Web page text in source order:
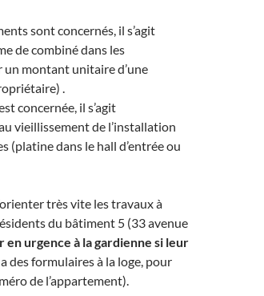
sont concernés, il s’agit
de combiné dans les
montant unitaire d’une
.
concernée, il s’agit
vieillissement de l’installation
(platine dans le hall d’entrée ou
très vite les travaux à
du bâtiment 5 (33 avenue
urgence à la gardienne si leur
des formulaires à la loge, pour
de l’appartement).